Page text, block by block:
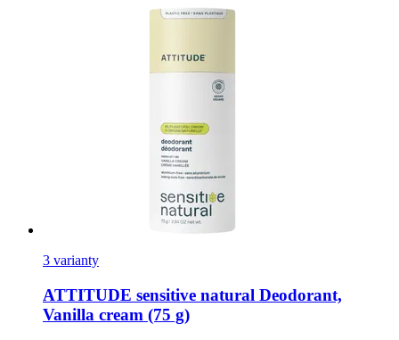
3 varianty
ATTITUDE sensitive natural Deodorant,
Vanilla cream (75 g)